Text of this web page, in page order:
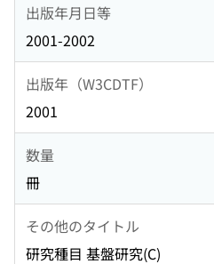
出版年月日等
2001-2002
出版年（W3CDTF）
2001
数量
冊
その他のタイトル
研究種目 基盤研究(C)